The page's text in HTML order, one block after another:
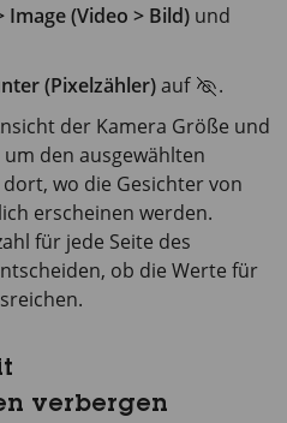
Image (Video > Bild) und
(Pixelzähler)auf
.
der Kamera Größe und
den ausgewählten
wo die Gesichter von
erscheinen werden.
für jede Seite des
ob die Werte für
verbergen